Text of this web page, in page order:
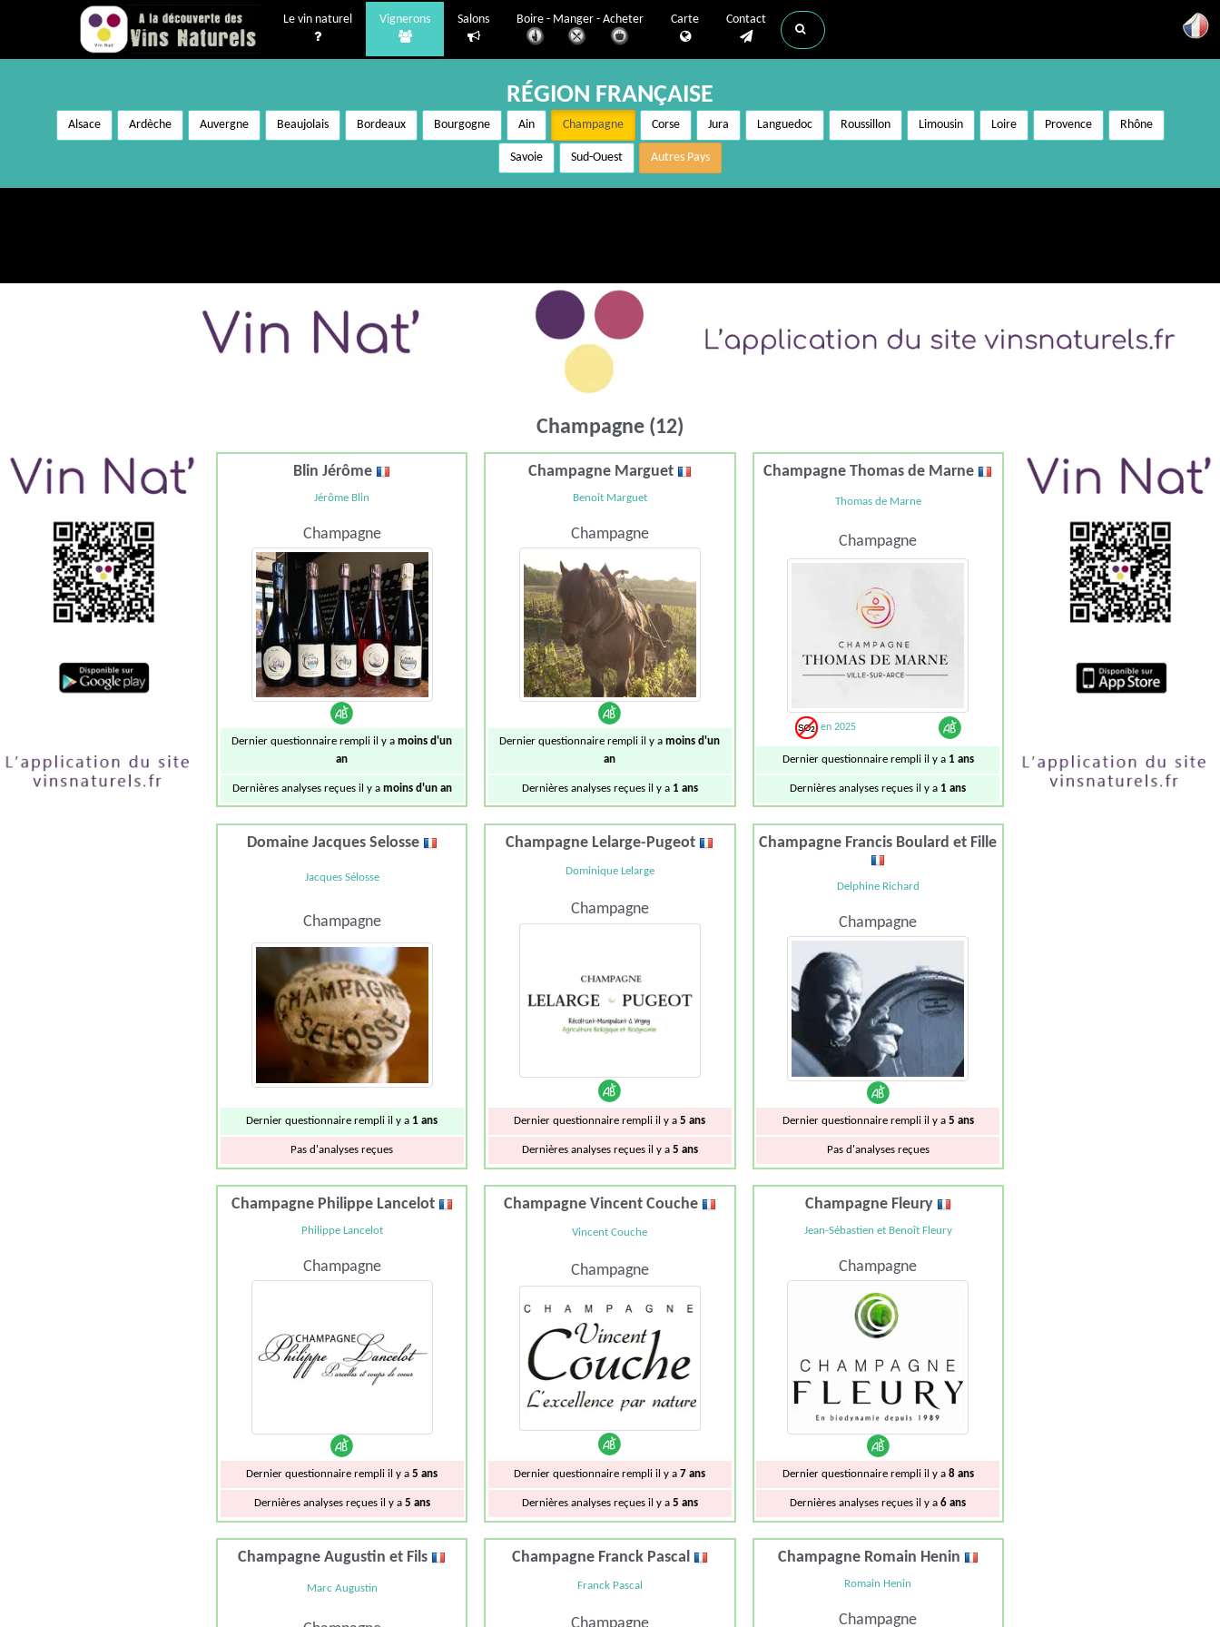
Le vin naturel Vignerons Salons Boire - Manger - Acheter Carte Contact
RÉGION FRANÇAISE
Alsace Ardèche Auvergne Beaujolais Bordeaux Bourgogne Ain Champagne Corse Jura Languedoc Roussillon Limousin Loire Provence Rhône
Savoie Sud-Ouest Autres Pays
Champagne (12)
Blin Jérôme
Jérôme Blin
Champagne
Dernier questionnaire rempli il y amoins d'un
an
Dernières analyses reçues il y a moins d'un an
Champagne Marguet
Benoit Marguet
Champagne
Dernier questionnaire rempli il y amoins d'un
an
Dernières analyses reçues il y a 1 ans
Champagne Thomas de Marne
Thomas de Marne
Champagne
en 2025
Dernier questionnaire rempli il y a 1 ans
Dernières analyses reçues il y a 1 ans
Domaine Jacques Selosse
Jacques Sélosse
Champagne
Dernier questionnaire rempli il y a 1 ans
Pas d'analyses reçues
Champagne Lelarge-Pugeot
Dominique Lelarge
Champagne
Dernier questionnaire rempli il y a5 ans
Dernières analyses reçues il y a 5 ans
Champagne Francis Boulard et Fille
Delphine Richard
Champagne
Dernier questionnaire rempli il y a 5 ans
Pas d'analyses reçues
Champagne Philippe Lancelot
Philippe Lancelot
Champagne
Dernier questionnaire rempli il y a5 ans
Dernières analyses reçues il y a 5 ans
Champagne Vincent Couche
Vincent Couche
Champagne
Dernier questionnaire rempli il y a7 ans
Dernières analyses reçues il y a 5 ans
Champagne Fleury
Jean-Sébastien et Benoît Fleury
Champagne
Dernier questionnaire rempli il y a 8 ans
Dernières analyses reçues il y a6 ans
Champagne Augustin et Fils
Marc Augustin
Champagne Franck Pascal
Franck Pascal
Champagne Romain Henin
Romain Henin
Champagne